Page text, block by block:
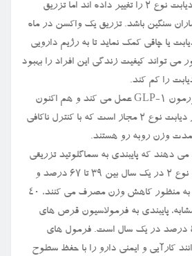
۱»(GLP-1) مراقبت از دیابت نوع ۲ را تغییر داده اند اما تزریق
سنگین باشد. تزریق یک واکسن در ماه
یا چاقی کمک نماید تا به رژیم دارویی
می تواند کیفیت زندگی این افراد را بهبود
را کم کند.
سماگلوتاید با تقلید از هورمون GLP-1 عمل می کند و هم اکنون
برای درمان بیماران دچار دیابت نوع ۲ مجاز است که با کنترل ناکافی
وزن روبه رو هستند.
دهند که پایبندی به سماگلوتید تزریقی
برای بیماران دچار دیابت نوع ۲ در یک سال بین ۳۹ تا ۶۷ درصد و
برای بیمارانی که دارو را به منظور کاهش وزن مصرف می کنند، ۴۰
پایبندی به فرمولاسیون قرص های
خوراکی روزانه حدود ۴۰ درصد در یک سال است. فرمول های
کارآیی و ایمنی دارو را با حفظ سطوح